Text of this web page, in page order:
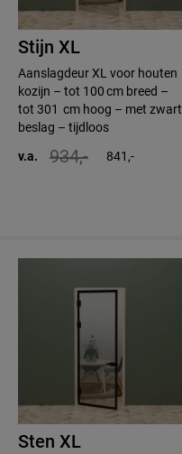
Stijn XL
Aanslagdeur XL voor houten
kozijn – tot 100 cm breed –
tot 301 cm hoog – met zwart
beslag – tijdloos
v.a.
934,- 841,-
Sten XL